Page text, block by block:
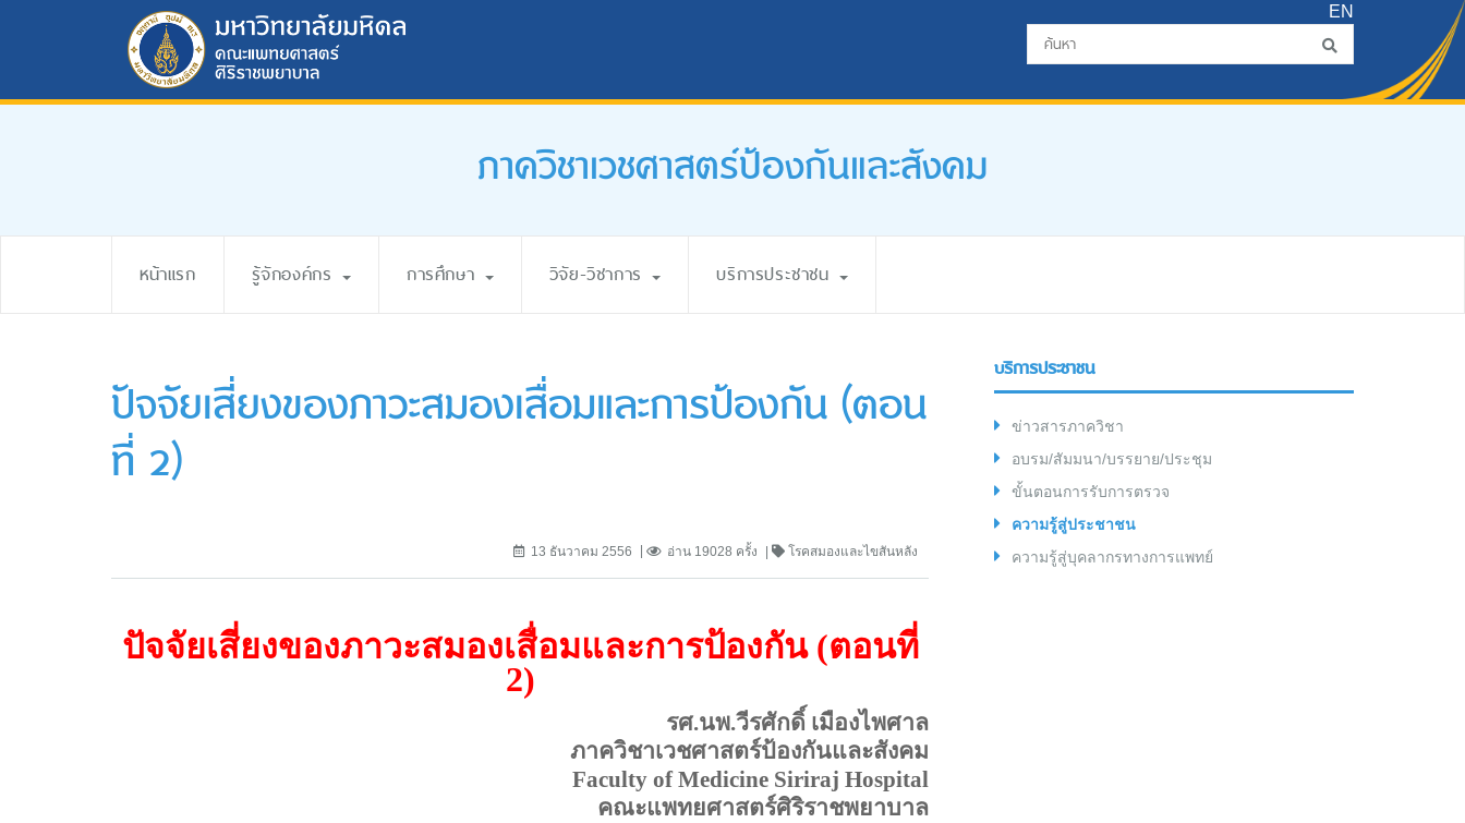
EN
ภาควิชาเวชศาสตร์ป้องกันและสังคม
หน้าแรก รู้จักองค์กร การศึกษา วิจัย-วิชาการ บริการประชาชน
ปัจจัยเสี่ยงของภาวะสมองเสื่อมและการป้องกัน (ตอน
ที่ 2)
13 ธันวาคม 2556 อ่าน 19028 ครั้ง โรคสมองและไขสันหลัง
ปัจจัยเสี่ยงของภาวะสมองเสื่อมและการป้องกัน (ตอนที่
2)
รศ.นพ.วีรศักดิ์ เมืองไพศาล
ภาควิชาเวชศาสตร์ป้องกันและสังคม
Faculty ofMedicine Siriraj Hospital
คณะแพทยศาสตร์ศิริราชพยาบาล
บริการประชาชน
ข่าวสารภาควิชา
อบรม/สัมมนา/บรรยาย/ประชุม
ขั้นตอนการรับการตรวจ
ความรู้สู่ประชาชน
ความรู้สู่บุคลากรทางการแพทย์